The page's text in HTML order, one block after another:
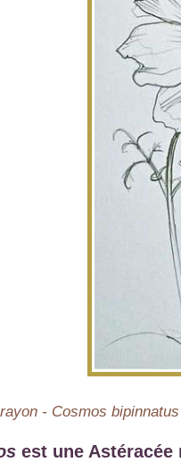
- Cosmos bipinnatus
est une